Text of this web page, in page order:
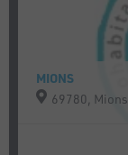
MIONS
69780,